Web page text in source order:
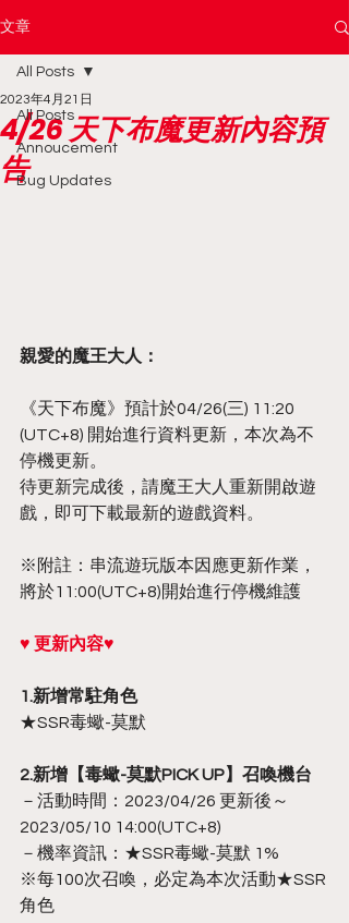
文章
All Posts
Annoucement
Bug Updates
All Posts
4/26 天下布魔更新內容預
告
2023年4月21日
親愛的魔王大人：
《天下布魔》預計於04/26(三) 11:20
(UTC+8) 開始進行資料更新，本次為不
停機更新。
待更新完成後，請魔王大人重新開啟遊
戲，即可下載最新的遊戲資料。
※附註：串流遊玩版本因應更新作業，
將於11:00(UTC+8)開始進行停機維護
♥ 更新內容♥
1.新增常駐角色
★SSR毒蠍-莫默
2.新增【毒蠍-莫默PICK UP】召喚機台
－活動時間：2023/04/26 更新後～
2023/05/10 14:00(UTC+8)
－機率資訊：★SSR毒蠍-莫默 1%
※每100次召喚，必定為本次活動★SSR
角色